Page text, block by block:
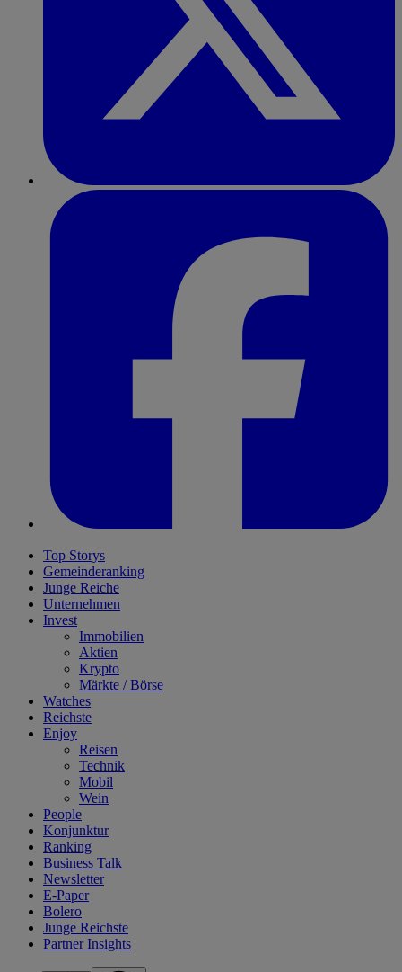
Top Storys
Gemeinderanking
Junge Reiche
Unternehmen
Invest
Immobilien
Aktien
Krypto
Märkte / Börse
Watches
Reichste
Enjoy
Reisen
Technik
Mobil
Wein
People
Konjunktur
Ranking
Business Talk
Newsletter
E-Paper
Bolero
Junge Reichste
Partner Insights